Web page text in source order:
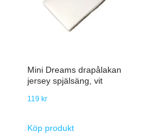
Mini Dreams drapålakan
jersey spjälsäng, vit
119 kr
Köp produkt